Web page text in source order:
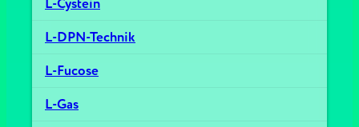
L-Cystein
L-DPN-Technik
L-Fucose
L-Gas